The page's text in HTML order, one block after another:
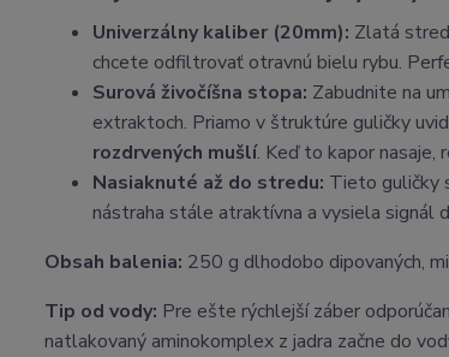
Univerzálny kaliber (20mm): Zlatá
chcete odfiltrovať otravnú bielu rybu.
Surová živočíšna stopa: Zabudnite na
extraktoch. Priamo v štruktúre guličky
rozdrvených mušlí. Keď to kapor nasaje,
Nasiaknuté až do stredu: Tieto guličky
nástraha stále atraktívna a vysiela signál
Obsah balenia: 250 g dlhodobo dipovaných,
Tip od vody: Pre ešte rýchlejší záber
natlakovaný aminokomplex z jadra začne do